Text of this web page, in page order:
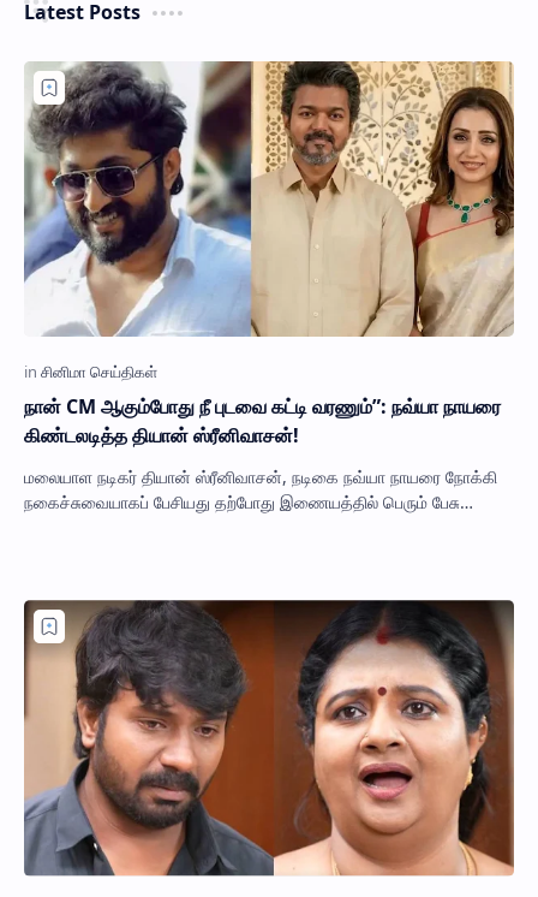
Latest Posts
நான் CM ஆகும்போது நீ புடவை கட்டி வரணும்”: நவ்யா நாயரை
கிண்டலடித்த தியான் ஸ்ரீனிவாசன்!
மலையாள நடிகர் தியான் ஸ்ரீனிவாசன், நடிகை நவ்யா நாயரை நோக்கி
நகைச்சுவையாகப் பேசியது தற்போது இணையத்தில் பெரும் பேசு